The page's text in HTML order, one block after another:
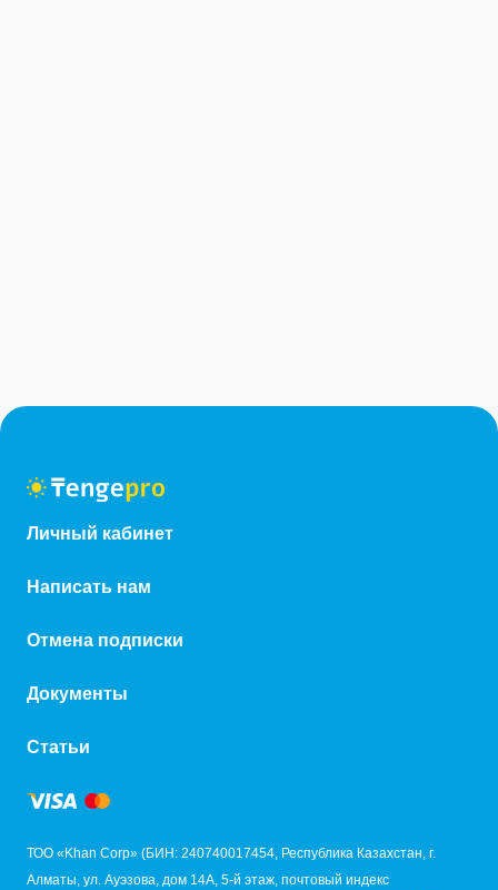
Личный кабинет
Написать нам
Отмена подписки
Документы
Статьи
ТОО «Khan Corp» (БИН: 240740017454, Республика Казахстан, г.
Алматы, ул. Ауэзова, дом 14А, 5-й этаж, почтовый индекс